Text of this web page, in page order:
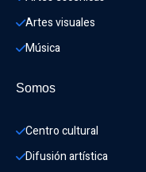
Artes visuales
Música
Somos
Centro cultural
Difusión artística